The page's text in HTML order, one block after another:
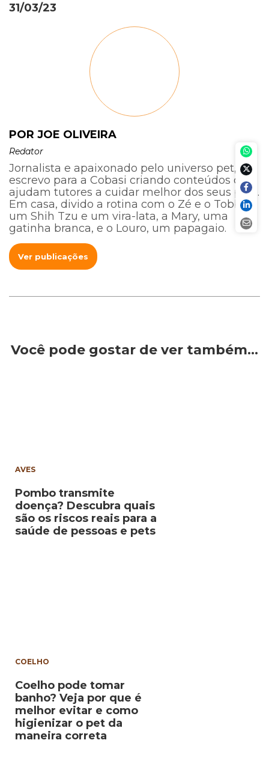
31/03/23
POR JOE OLIVEIRA
Redator
Jornalista e apaixonado pelo universo pet,
escrevo para a Cobasi criando conteúdos que
ajudam tutores a cuidar melhor dos seus pets.
Em casa, divido a rotina com o Zé e o Tobby,
um Shih Tzu e um vira-lata, a Mary, uma
gatinha branca, e o Louro, um papagaio.
Ver publicações
Você pode gostar de ver também…
AVES
Pombo transmite
doença? Descubra quais
são os riscos reais para a
saúde de pessoas e pets
COELHO
Coelho pode tomar
banho? Veja por que é
melhor evitar e como
higienizar o pet da
maneira correta